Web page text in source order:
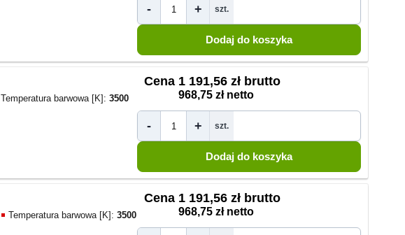
- + szt.
Temperatura barwowa [K]: 3500
Cena 1 191,56 zł brutto
968,75 zł netto
- + szt.
Temperatura barwowa [K]: 3500
Cena 1 191,56 zł brutto
968,75 zł netto